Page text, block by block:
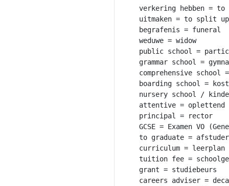
verkering hebben = to
uitmaken = to split
begrafenis = funeral
weduwe = widow
public school =
grammar school =
comprehensive school
boarding school =
nursery school /
attentive = oplettend
principal = rector
GCSE = Examen VO
to graduate =
curriculum = leerplan
tuition fee =
grant = studiebeurs
careers adviser =